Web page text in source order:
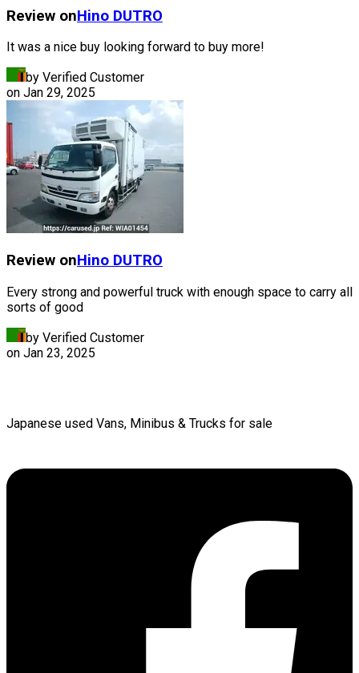
Review onHino DUTRO
It was a nice buy looking forward to buy more!
by Verified Customer
on Jan 29, 2025
Review onHino DUTRO
Every strong and powerful truck with enough space to carry all
sorts of good
by Verified Customer
on Jan 23, 2025
Japanese used Vans, Minibus & Trucks for sale